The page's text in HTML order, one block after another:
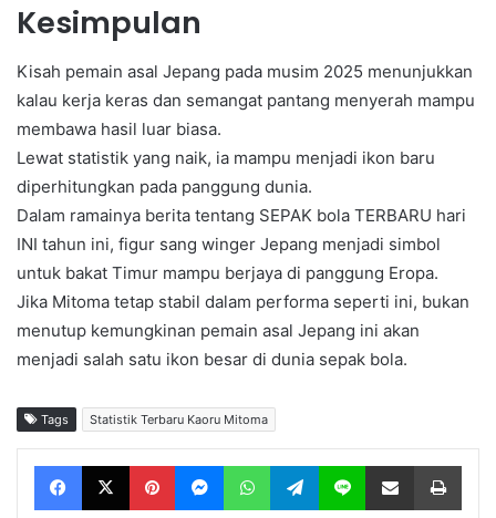
Kesimpulan
Kisah pemain asal Jepang pada musim 2025 menunjukkan
kalau kerja keras dan semangat pantang menyerah mampu
membawa hasil luar biasa.
Lewat statistik yang naik, ia mampu menjadi ikon baru
diperhitungkan pada panggung dunia.
Dalam ramainya berita tentang SEPAK bola TERBARU hari
INI tahun ini, figur sang winger Jepang menjadi simbol
untuk bakat Timur mampu berjaya di panggung Eropa.
Jika Mitoma tetap stabil dalam performa seperti ini, bukan
menutup kemungkinan pemain asal Jepang ini akan
menjadi salah satu ikon besar di dunia sepak bola.
Tags Statistik Terbaru Kaoru Mitoma
Facebook X Pinterest Messenger WhatsApp Telegram Line Share via Email